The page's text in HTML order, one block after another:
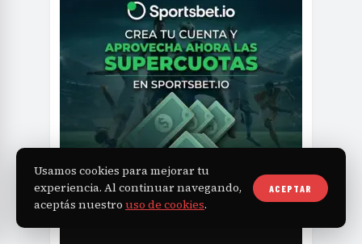
Usamos cookies para mejorar tu
experiencia. Al continuar navegando,
aceptás nuestro uso de cookies.
ACEPTAR